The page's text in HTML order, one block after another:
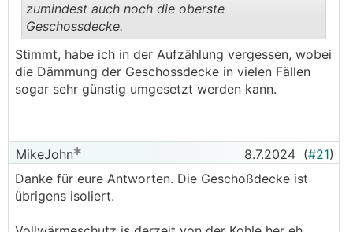
..
zumindest auch noch die oberste
Geschossdecke.
Stimmt, habe ich in der Aufzählung vergessen, wobei
die Dämmung der Geschossdecke in vielen Fällen
sogar sehr günstig umgesetzt werden kann.
MikeJohn 8.7.2024 (#21)
Danke für eure Antworten. Die Geschoßdecke ist
übrigens isoliert.